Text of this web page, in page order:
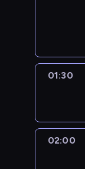
01:30
02:00